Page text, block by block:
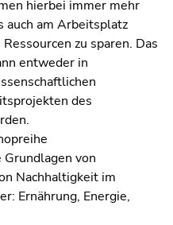
hierbei immer mehr
auch am Arbeitsplatz
zu sparen. Das
entweder in
des
von
Nachhaltigkeit im
Ernährung, Energie,